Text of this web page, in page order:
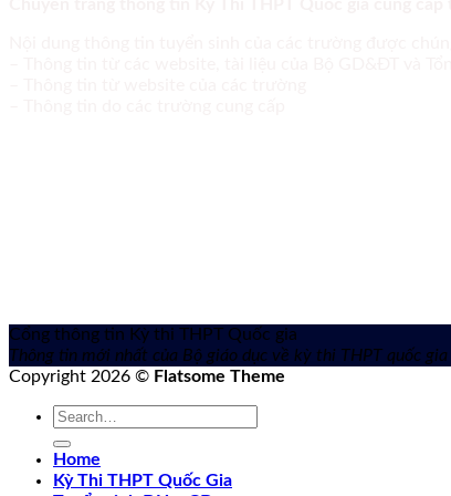
Cổng thông tin Kỳ thi THPT Quốc gia
Thông tin mới nhất của Bộ giáo dục về kỳ thi THPT quốc gia
Copyright 2026 © Flatsome Theme
Home
Kỳ Thi THPT Quốc Gia